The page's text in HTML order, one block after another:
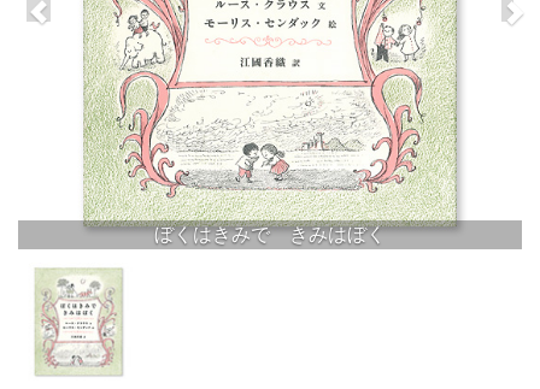
ぼくはきみで きみはぼく